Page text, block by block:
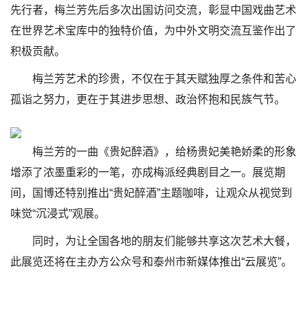
先行者，梅兰芳先后多次出国访问交流，彰显中国戏曲艺术
在世界艺术宝库中的独特价值，为中外文明交流互鉴作出了
积极贡献。
梅兰芳艺术的珍贵，不仅在于其天赋独厚之条件和苦心
孤诣之努力，更在于其进步思想、政治怀抱和民族气节。
梅兰芳的一曲《贵妃醉酒》，给杨贵妃美艳娇柔的形象
增添了浓墨重彩的一笔，亦成梅派经典剧目之一。展览期
间，国博还特别推出“贵妃醉酒”主题咖啡，让观众从视觉到
味觉“沉浸式”观展。
同时，为让全国各地的朋友们能够共享这次艺术大餐，
此展览还将在主办方公众号和泰州市新媒体推出“云展览”。